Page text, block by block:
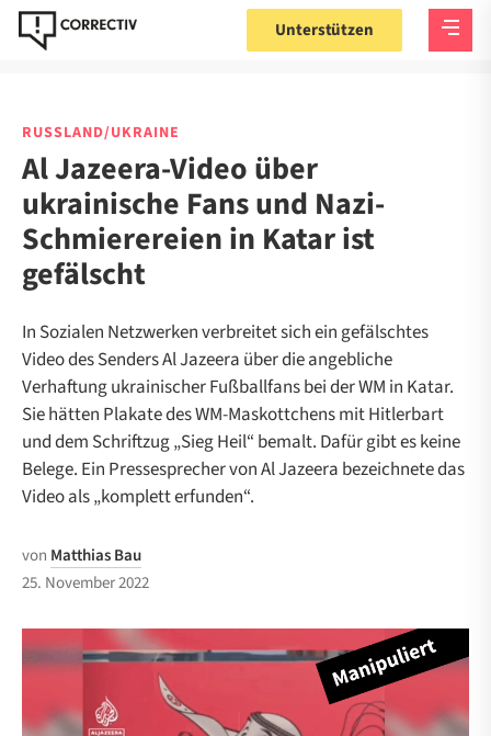
Unterstützen
RUSSLAND/UKRAINE
Al Jazeera-Video über
ukrainische Fans und Nazi-
Schmierereien in Katar ist
gefälscht
In Sozialen Netzwerken verbreitet sich ein gefälschtes
Video des Senders Al Jazeera über die angebliche
Verhaftung ukrainischer Fußballfans bei der WM in Katar.
Sie hätten Plakate des WM-Maskottchens mit Hitlerbart
und dem Schriftzug „Sieg Heil“ bemalt. Dafür gibt es keine
Belege. Ein Pressesprecher von Al Jazeera bezeichnete das
Video als „komplett erfunden“.
von Matthias Bau
25. November 2022